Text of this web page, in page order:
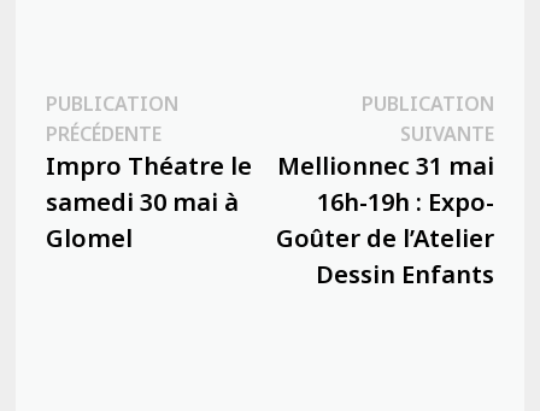
Navigation
de
l’article
PUBLICATION
PRÉCÉDENTEPublication
précédente :
Impro Théatre le
samedi 30 mai à
Glomel
PUBLICATION
SUIVANTE
Mellionnec 31 mai
16h-19h : Expo-
Goûter de l’Atelier
Dessin Enfants